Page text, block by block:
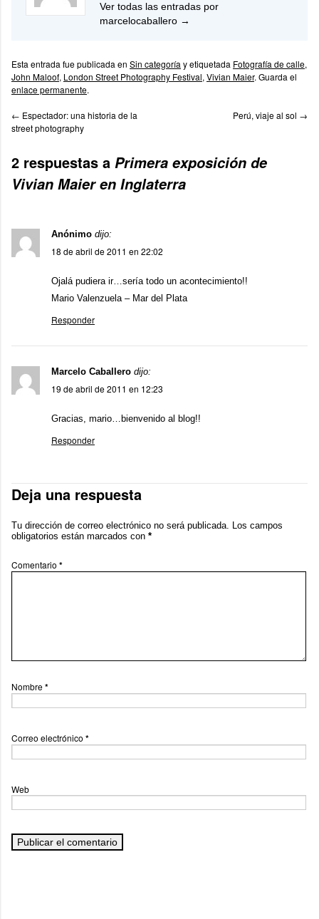
Ver todas las entradas por
marcelocaballero →
Esta entrada fue publicada en Sin categoría y etiquetada Fotografía de calle,
John Maloof, London Street Photography Festival, Vivian Maier. Guarda el
enlace permanente.
← Espectador: una historia de la
street photography
Perú, viaje al sol →
2 respuestas a Primera exposición de
Vivian Maier en Inglaterra
Anónimo dijo:
18 de abril de 2011 en 22:02
Ojalá pudiera ir…sería todo un acontecimiento!!
Mario Valenzuela – Mar del Plata
Responder
Marcelo Caballero dijo:
19 de abril de 2011 en 12:23
Gracias, mario…bienvenido al blog!!
Responder
Deja una respuesta
Tu dirección de correo electrónico no será publicada. Los campos
obligatorios están marcados con *
Comentario *
Nombre*
Correo electrónico *
Web